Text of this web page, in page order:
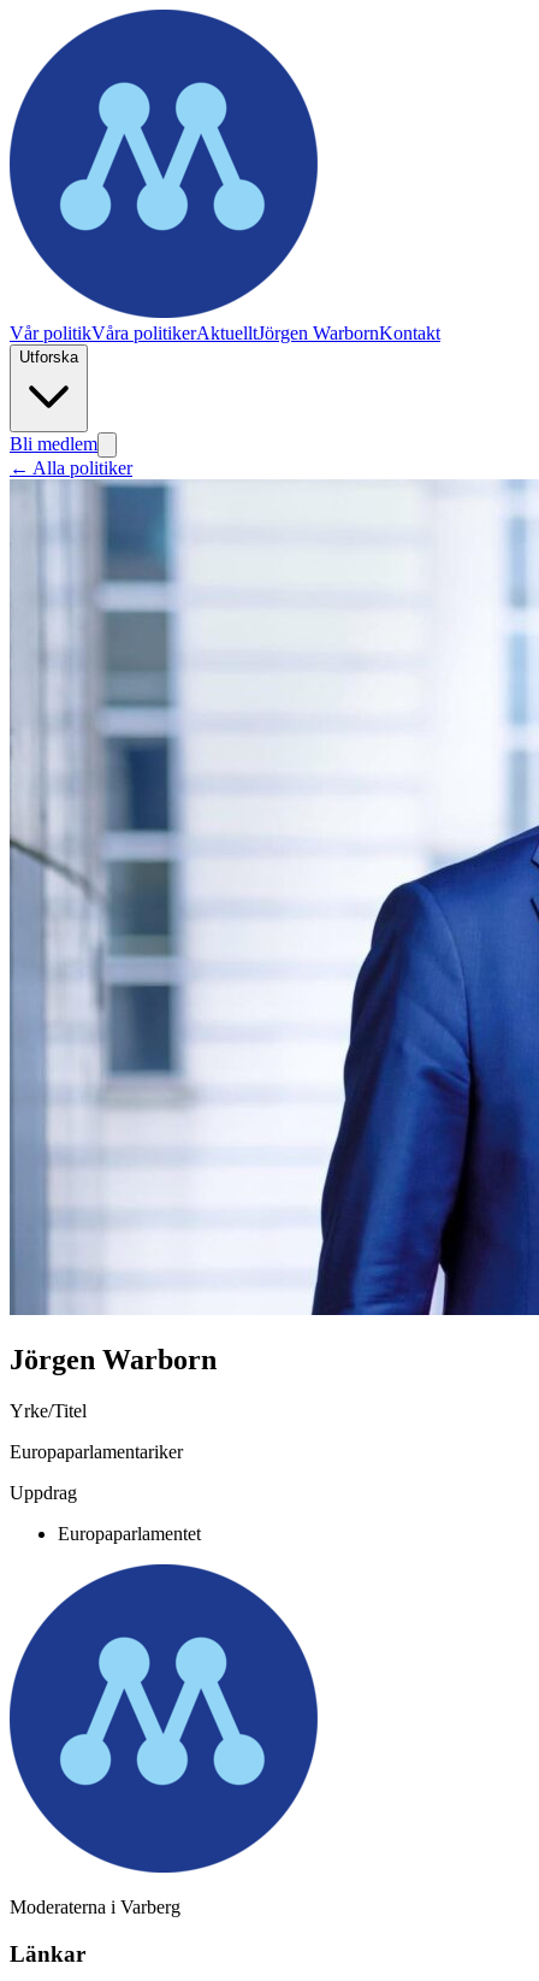
Vår politikVåra politikerAktuelltJörgen WarbornKontakt
Utforska
Bli medlem
← Alla politiker
Jörgen Warborn
Yrke/Titel
Europaparlamentariker
Uppdrag
Europaparlamentet
Moderaterna i Varberg
Länkar